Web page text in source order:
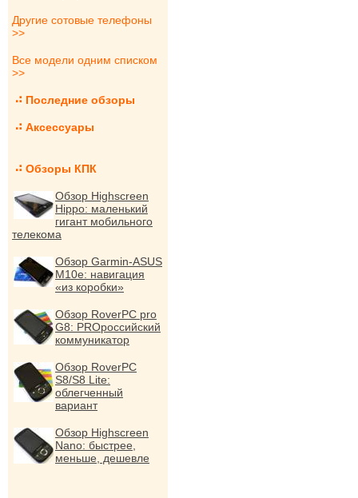
Другие сотовые телефоны
>>
Все модели одним списком
>>
Последние обзоры
Аксессуары
Обзоры КПК
Обзор Highscreen
Hippo: маленький
гигант мобильного
телекома
Обзор Garmin-ASUS
M10e: навигация
«из коробки»
Обзор RoverPC pro
G8: PROроссийский
коммуникатор
Обзор RoverPC
S8/S8 Lite:
облегченный
вариант
Обзор Highscreen
Nano: быстрее,
меньше, дешевле